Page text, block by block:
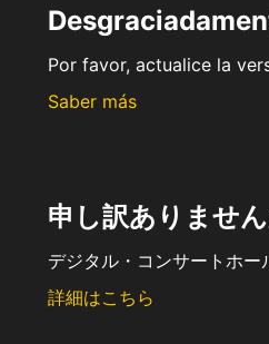
Por favor, actualice la
Saber más
申し訳ありませ
デジタル・コンサートホー
詳細はこちら